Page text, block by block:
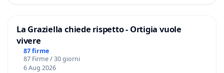
La Graziella chiede rispetto - Ortigia vuole
vivere
87 firme
87 Firme / 30 giorni
6 Aug 2026